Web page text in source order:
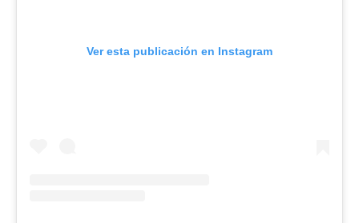
Ver esta publicación en Instagram